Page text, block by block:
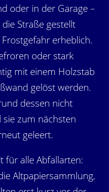
oder in der Garage –
Straße gestellt
erheblich.
oder stark
mit einem Holzstab
gelöst werden.
dessen nicht
zum nächsten
geleert.
für alle Abfallarten:
Altpapiersammlung,